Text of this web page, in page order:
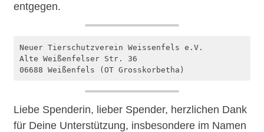
entgegen.
Neuer Tierschutzverein Weissenfels e.V.
Alte Weißenfelser Str. 36
Liebe Spenderin, lieber Spender, herzlichen Dank
für Deine Unterstützung, insbesondere im Namen